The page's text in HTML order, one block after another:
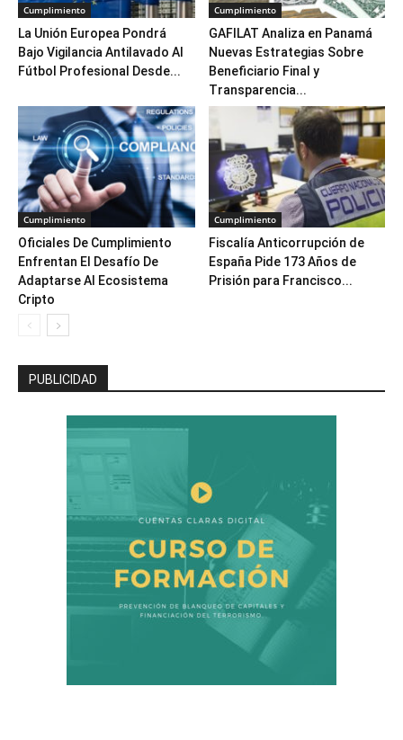
Cumplimiento
La Unión Europea Pondrá
Bajo Vigilancia Antilavado Al
Fútbol Profesional Desde...
Cumplimiento
GAFILAT Analiza en Panamá
Nuevas Estrategias Sobre
Beneficiario Final y
Transparencia...
Cumplimiento
Oficiales De Cumplimiento
Enfrentan El Desafío De
Adaptarse Al Ecosistema
Cripto
Cumplimiento
Fiscalía Anticorrupción de
España Pide 173 Años de
Prisión para Francisco...
PUBLICIDAD